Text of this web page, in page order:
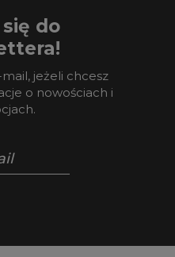
do
jeżeli chcesz
o nowościach i